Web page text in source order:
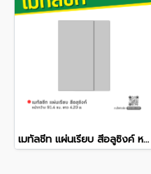
เมทัลชีท แผ่นเรียบ สีอลูซิงค์ หน้ากว้าง 91.4 ซม. ยาว 4.20 ม.